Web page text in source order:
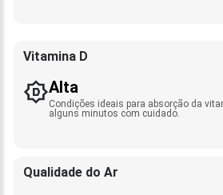
Vitamina D
Alta
Condições ideais para absorção da
alguns minutos com cuidado.
Qualidade do Ar